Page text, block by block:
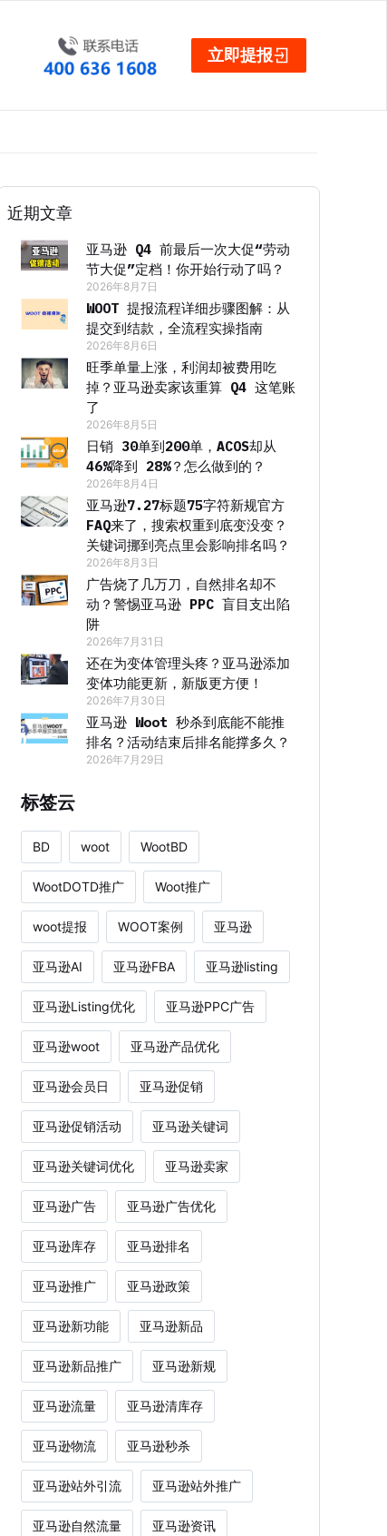
立即提报
近期文章
亚马逊 Q4 前最后一次大促“劳动
节大促”定档！你开始行动了吗？
2026年8月7日
WOOT 提报流程详细步骤图解：从
提交到结款，全流程实操指南
2026年8月6日
旺季单量上涨，利润却被费用吃
掉？亚马逊卖家该重算 Q4 这笔账
了
2026年8月5日
日销 30单到200单，ACOS却从
46%降到 28%？怎么做到的？
2026年8月4日
亚马逊7.27标题75字符新规官方
FAQ来了，搜索权重到底变没变？
关键词挪到亮点里会影响排名吗？
2026年8月3日
广告烧了几万刀，自然排名却不
动？警惕亚马逊 PPC 盲目支出陷
阱
2026年7月31日
还在为变体管理头疼？亚马逊添加
变体功能更新，新版更方便！
2026年7月30日
亚马逊 Woot 秒杀到底能不能推
排名？活动结束后排名能撑多久？
2026年7月29日
标签云
BD woot WootBD
WootDOTD推广 Woot推广
woot提报 WOOT案例 亚马逊
亚马逊AI 亚马逊FBA 亚马逊listing
亚马逊Listing优化 亚马逊PPC广告
亚马逊woot 亚马逊产品优化
亚马逊会员日 亚马逊促销
亚马逊促销活动 亚马逊关键词
亚马逊关键词优化 亚马逊卖家
亚马逊广告 亚马逊广告优化
亚马逊库存 亚马逊排名
亚马逊推广 亚马逊政策
亚马逊新功能 亚马逊新品
亚马逊新品推广 亚马逊新规
亚马逊流量 亚马逊清库存
亚马逊物流 亚马逊秒杀
亚马逊站外引流 亚马逊站外推广
亚马逊自然流量 亚马逊资讯